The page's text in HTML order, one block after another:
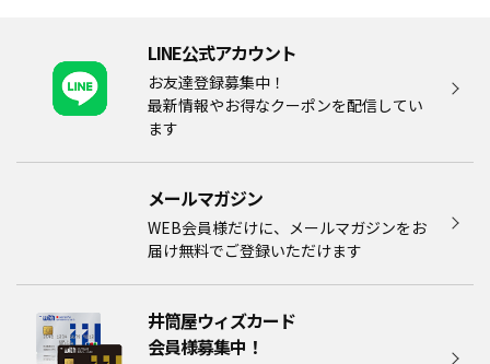
LINE公式アカウント
お友達登録募集中！
最新情報やお得なクーポンを配信してい
ます
メールマガジン​
WEB会員様だけに、メールマガジンをお
届け無料でご登録いただけます
井筒屋ウィズカード
会員様募集中！​​